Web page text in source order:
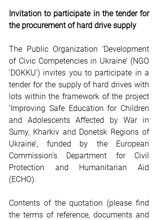
Invitation to participate in the tender for
the procurement of hard drive supply
The Public Organization ‘Development
of Civic Competencies in Ukraine’ (NGO
‘DOKKU’) invites you to participate in a
tender for the supply of hard drives with
lots within the framework of the project
‘Improving Safe Education for Children
and Adolescents Affected by War in
Sumy, Kharkiv and Donetsk Regions of
Ukraine’, funded by the European
Commission's Department for Civil
Protection and Humanitarian Aid
(ECHO).
Contents of the quotation (please find
the terms of reference, documents and